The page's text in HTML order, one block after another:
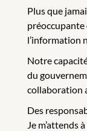
Plus que
préoccupante
l’information
Notre
du
collaboration
Des
Je